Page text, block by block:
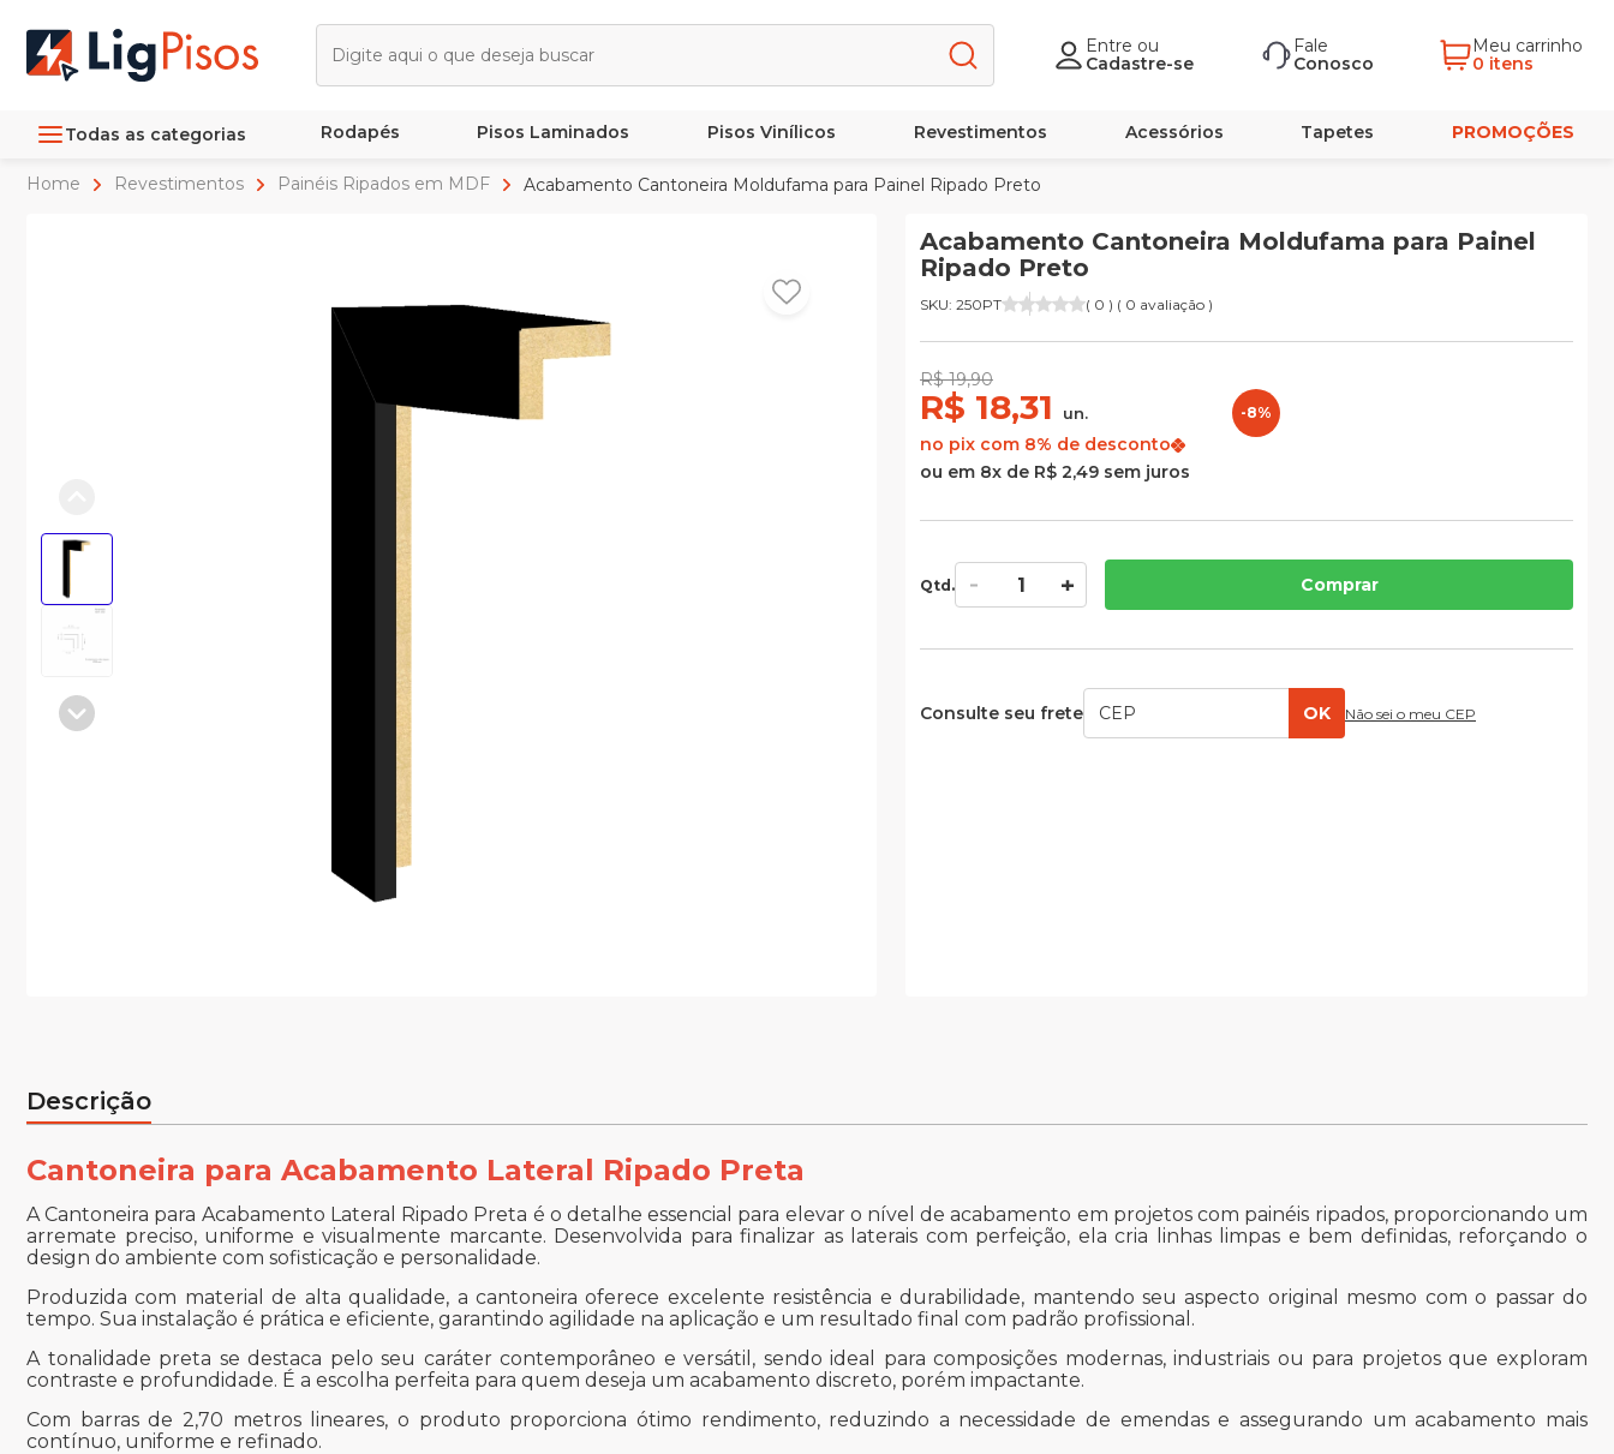
Entre ou
Cadastre-se
Fale
Conosco
Meu carrinho
0 itens
Todas as categorias Rodapés Pisos Laminados Pisos Vinílicos Revestimentos Acessórios Tapetes PROMOÇÕES
Home Revestimentos Painéis Ripados em MDF Acabamento Cantoneira Moldufama para Painel Ripado Preto
Acabamento Cantoneira Moldufama para Painel
Ripado Preto
SKU: 250PT ( 0 ) ( 0 avaliação )
R$ 19,90
R$ 18,31 un.
no pix com 8% de desconto
-8%
ou em 8x de R$ 2,49 sem juros
Qtd. Comprar
Consulte seu frete OK Não sei o meu CEP
Descrição
Cantoneira para Acabamento Lateral Ripado Preta
A Cantoneira para Acabamento Lateral Ripado Preta é o detalhe essencial para elevar o nível de acabamento em projetos com painéis ripados, proporcionando um
arremate preciso, uniforme e visualmente marcante. Desenvolvida para finalizar as laterais com perfeição, ela cria linhas limpas e bem definidas, reforçando o
design do ambiente com sofisticação e personalidade.
Produzida com material de alta qualidade, a cantoneira oferece excelente resistência e durabilidade, mantendo seu aspecto original mesmo com o passar do
tempo. Sua instalação é prática e eficiente, garantindo agilidade na aplicação e um resultado final com padrão profissional.
A tonalidade preta se destaca pelo seu caráter contemporâneo e versátil, sendo ideal para composições modernas, industriais ou para projetos que exploram
contraste e profundidade. É a escolha perfeita para quem deseja um acabamento discreto, porém impactante.
Com barras de 2,70 metros lineares, o produto proporciona ótimo rendimento, reduzindo a necessidade de emendas e assegurando um acabamento mais
contínuo, uniforme e refinado.